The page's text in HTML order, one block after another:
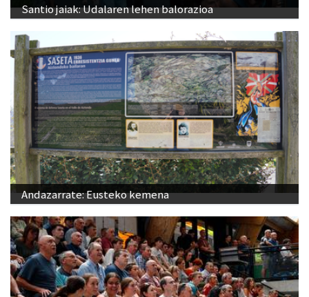
Santio jaiak: Udalaren lehen balorazioa
Andazarrate: Eusteko kemena